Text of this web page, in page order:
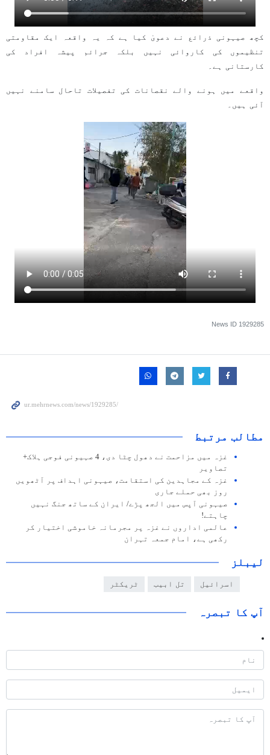
کچھ صیہونی ذرائع نے دعویٰ کیا ہے کہ یہ واقعہ ایک مقاومتی
تنظیموں کی کاروائی نہیں بلکہ جرائم پیشہ افراد کی
کارستانی ہے۔
واقعے میں ہونے والے نقصانات کی تفصیلات تاحال سامنے نہیں
آئی ہیں۔
News ID 1929285
مطالب مرتبط
غزہ میں مزاحمت نے دھول چٹا دی، 4 صہیونی فوجی ہلاک+
تصاویر
غزہ کے مجاہدین کی استقامت، صیہونی اہداف پر آٹھویں
روز بھی حملے جاری
صیہونی آپس میں الجھ پڑے/ ایران کے ساتھ جنگ ​​نہیں
چاہتے!
عالمی اداروں نے غزہ پر مجرمانہ خاموشی اختیار کر
رکھی ہے، امام جمعہ تہران
لیبلز
اسرائیل تل ابیب ٹریکٹر
آپ کا تبصرہ